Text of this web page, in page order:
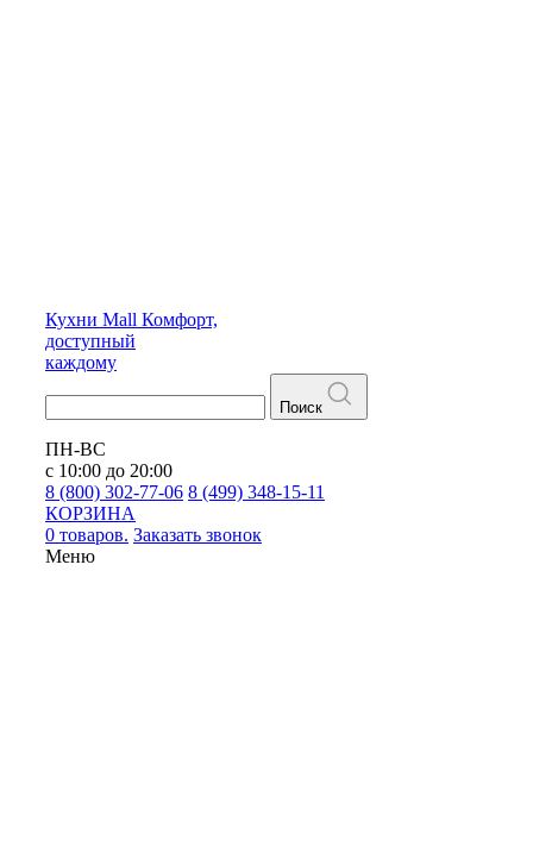
Кухни Mall Комфорт,
доступный
каждому
Поиск
ПН-ВС
с 10:00 до 20:00
8 (800) 302-77-06 8 (499) 348-15-11
КОРЗИНА
0 товаров. Заказать звонок
Меню